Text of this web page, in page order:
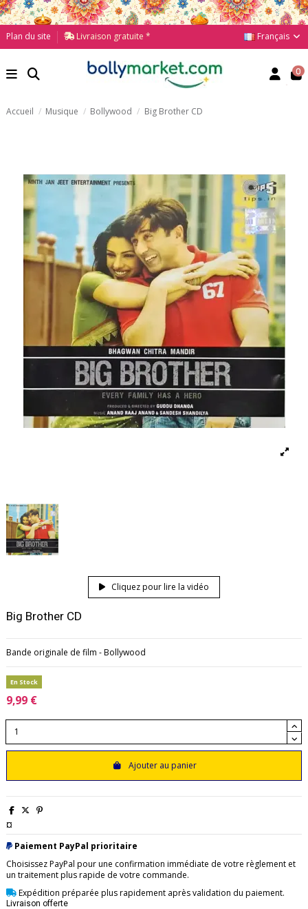
Plan du site Livraison gratuite * Français
0
Accueil Musique Bollywood Big Brother CD
Cliquez pour lire la vidéo
Big Brother CD
Bande originale de film - Bollywood
En Stock
9,99 €
Ajouter au panier
¤
Paiement PayPal prioritaire
Choisissez PayPal pour une confirmation immédiate de votre règlement et
un traitement plus rapide de votre commande.
Expédition préparée plus rapidement après validation du paiement.
Livraison offerte